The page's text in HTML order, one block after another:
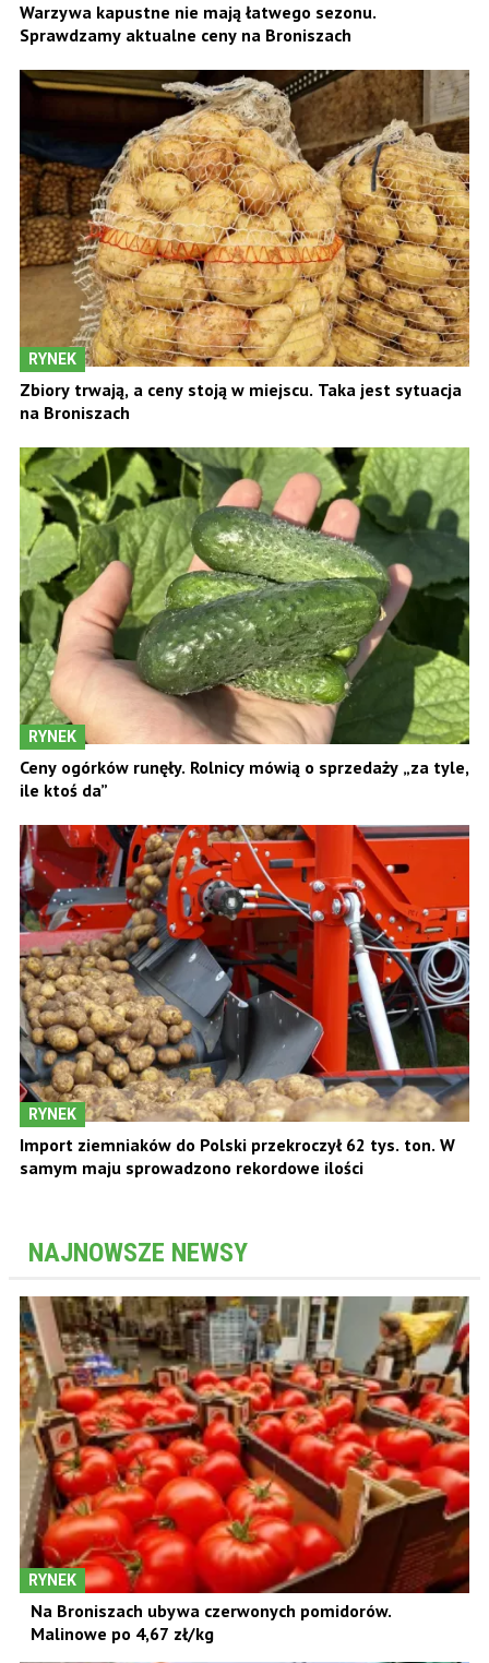
Warzywa kapustne nie mają łatwego sezonu.
Sprawdzamy aktualne ceny na Broniszach
RYNEK
Zbiory trwają, a ceny stoją w miejscu. Taka jest sytuacja
na Broniszach
RYNEK
Ceny ogórków runęły. Rolnicy mówią o sprzedaży „za tyle,
ile ktoś da”
RYNEK
Import ziemniaków do Polski przekroczył 62 tys. ton. W
samym maju sprowadzono rekordowe ilości
NAJNOWSZE NEWSY
RYNEK
Na Broniszach ubywa czerwonych pomidorów.
Malinowe po 4,67 zł/kg